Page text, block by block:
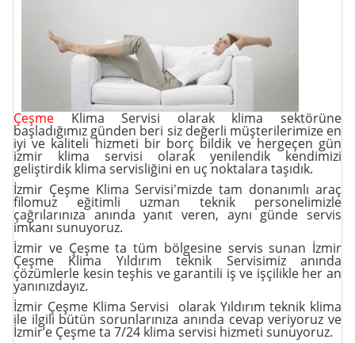
Çeşme Klima Servisi olarak klima sektörüne
başladığımız günden beri siz değerli müşterilerimize en
iyi ve kaliteli hizmeti bir borç bildik ve hergeçen gün
izmir klima servisi olarak yenilendik kendimizi
geliştirdik klima servisliğini en uç noktalara taşıdık.
İzmir Çeşme Klima Servisi'mizde tam donanımlı araç
filomuz eğitimli uzman teknik personelimizle
çağrılarınıza anında yanıt veren, aynı günde servis
imkanı sunuyoruz.
İzmir ve Çeşme ta tüm bölgesine servis sunan İzmir
Çeşme Klima Yıldırım teknik Servisimiz anında
çözümlerle kesin teşhis ve garantili iş ve işçilikle her an
yanınızdayız.
İzmir Çeşme Klima Servisi olarak Yıldırım teknik klima
ile ilgili bütün sorunlarınıza anında cevap veriyoruz ve
İzmir’e Çeşme ta 7/24 klima servisi hizmeti sunuyoruz.